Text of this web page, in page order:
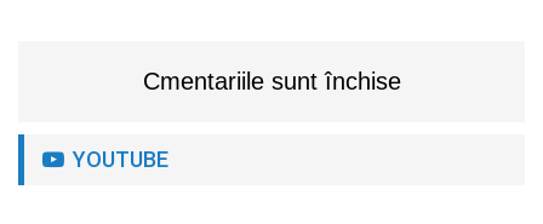
Cmentariile sunt închise
YOUTUBE